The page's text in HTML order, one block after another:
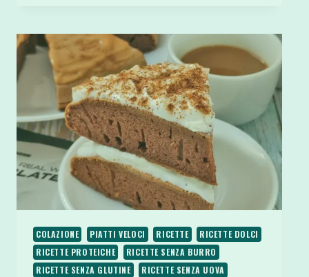
ALLE
CILIEGIE
PROTEICO
E
SENZA
GLUTINE
COLAZIONE PIATTI VELOCI RICETTE
RICETTE DOLCI
RICETTE PROTEICHE
RICETTE SENZA BURRO
RICETTE SENZA GLUTINE
RICETTE SENZA UOVA